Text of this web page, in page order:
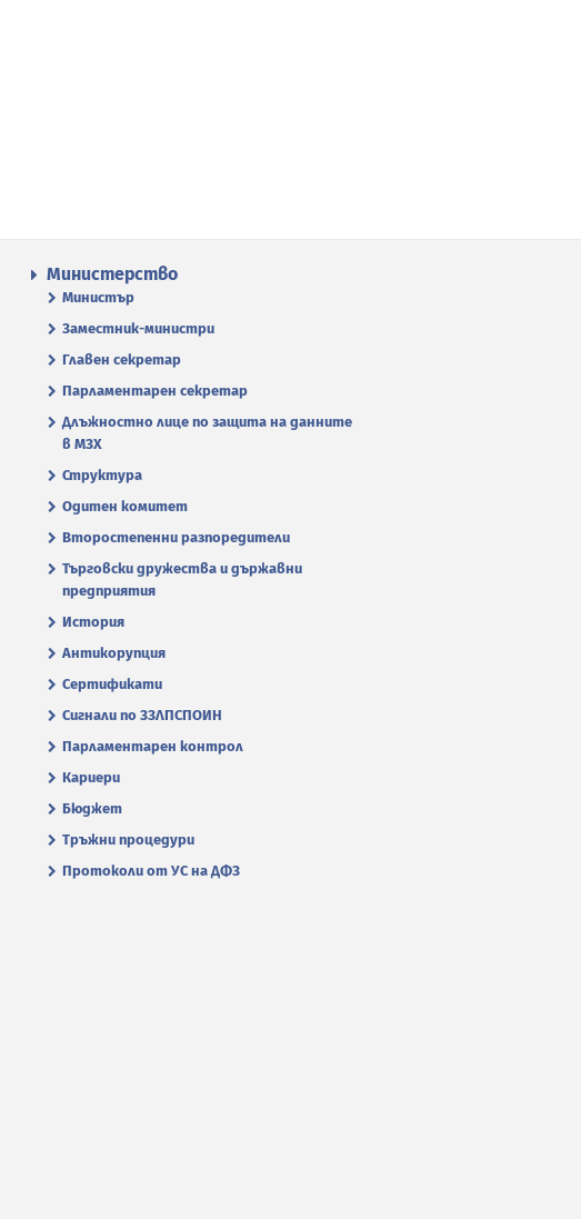
Министерство
Министър
Заместник-министри
Главен секретар
Парламентарен секретар
Длъжностно лице по защита на данните
в МЗХ
Структура
Одитен комитет
Второстепенни разпоредители
Търговски дружества и държавни
предприятия
История
Антикорупция
Сертификати
Сигнали по ЗЗЛПСПОИН
Парламентарен контрол
Кариери
Бюджет
Тръжни процедури
Протоколи от УС на ДФЗ